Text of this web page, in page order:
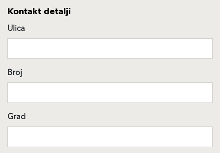
Kontakt detalji
Ulica
Broj
Grad